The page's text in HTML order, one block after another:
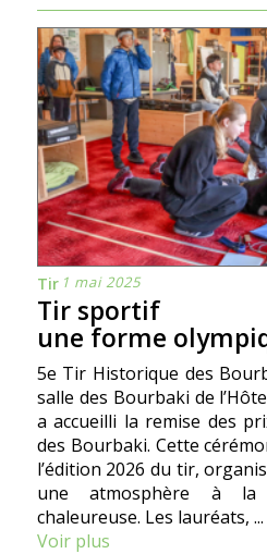
Tir 1 mai 2025
Tir sportif
une forme
5e Tir Historique des
salle des Bourbaki de
a accueilli la remise des
des Bourbaki. Cette
l’édition 2026 du tir,
une atmosphère à
chaleureuse. Les lauréats, ...
Voir plus